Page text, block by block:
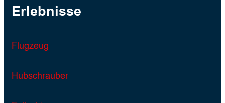
Erlebnisse
Flugzeug
Hubschrauber